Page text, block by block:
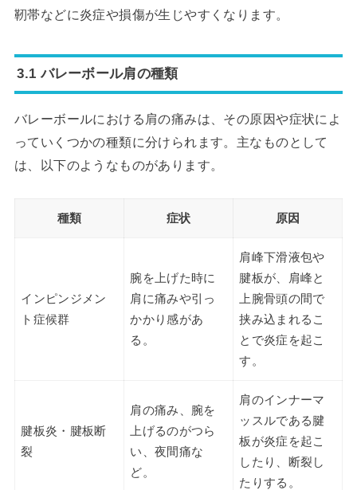
靭帯などに炎症や損傷が生じやすくなります。
3.1 バレーボール肩の種類
バレーボールにおける肩の痛みは、その原因や症状によ
っていくつかの種類に分けられます。主なものとして
は、以下のようなものがあります。
種類 症状 原因
インピンジメン
ト症候群
腕を上げた時に
肩に痛みや引っ
かかり感があ
る。
肩峰下滑液包や
腱板が、肩峰と
上腕骨頭の間で
挟み込まれるこ
とで炎症を起こ
す。
腱板炎・腱板断
裂
肩の痛み、腕を
上げるのがつら
い、夜間痛な
ど。
肩のインナーマ
ッスルである腱
板が炎症を起こ
したり、断裂し
たりする。